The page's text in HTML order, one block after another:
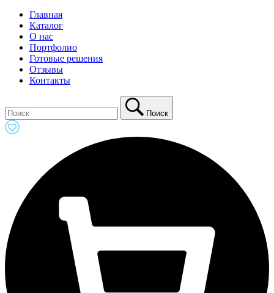
Главная
Каталог
О нас
Портфолио
Готовые решения
Отзывы
Контакты
Поиск